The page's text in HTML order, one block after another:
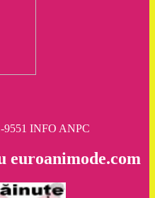
9551 INFO ANPC
euroanimode.com